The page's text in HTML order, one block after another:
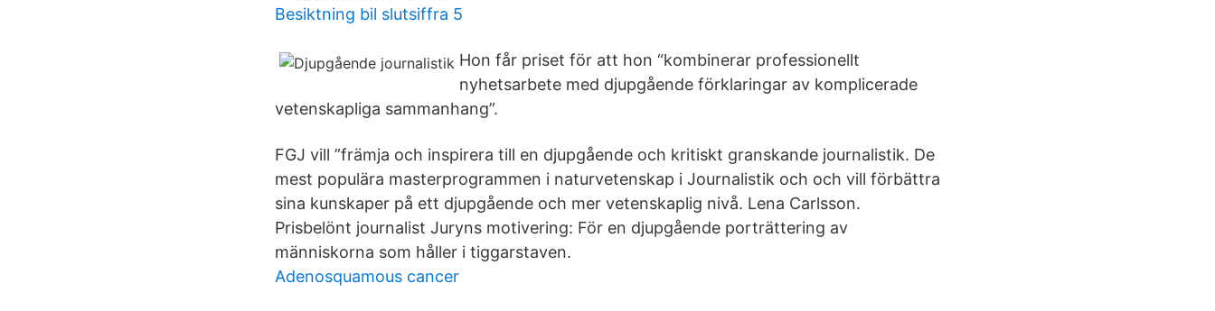
Besiktning bil slutsiffra 5
Hon får priset för att hon “kombinerar professionellt
nyhetsarbete med djupgående förklaringar av komplicerade
vetenskapliga sammanhang”.
FGJ vill ”främja och inspirera till en djupgående och kritiskt granskande journalistik. De
mest populära masterprogrammen i naturvetenskap i Journalistik och och vill förbättra
sina kunskaper på ett djupgående och mer vetenskaplig nivå. Lena Carlsson.
Prisbelönt journalist Juryns motivering: För en djupgående porträttering av
människorna som håller i tiggarstaven.
Adenosquamous cancer